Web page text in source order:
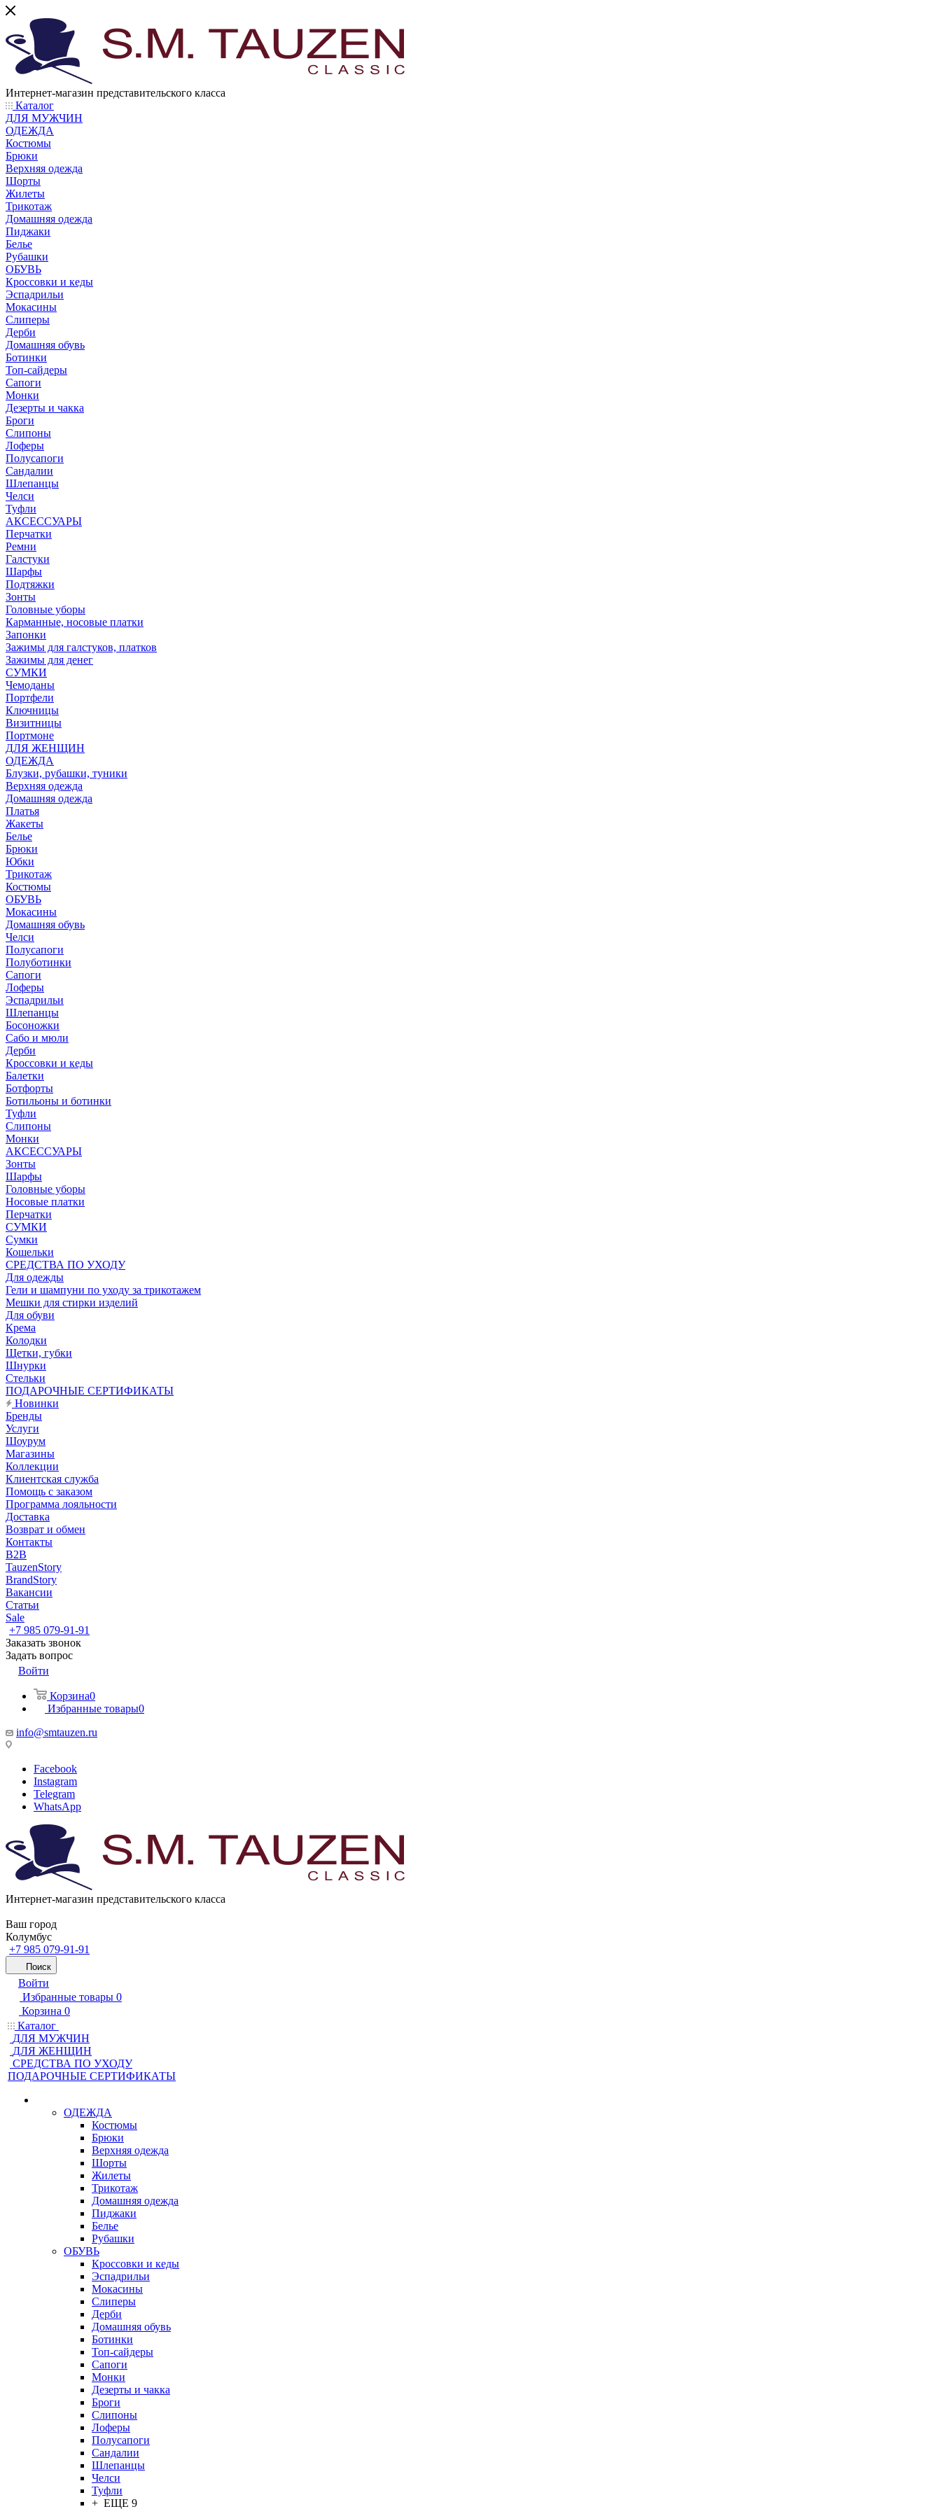
Интернет-магазин представительского класса
Каталог
ДЛЯ МУЖЧИН
ОДЕЖДА
Костюмы
Брюки
Верхняя одежда
Шорты
Жилеты
Трикотаж
Домашняя одежда
Пиджаки
Белье
Рубашки
ОБУВЬ
Кроссовки и кеды
Эспадрильи
Мокасины
Слиперы
Дерби
Домашняя обувь
Ботинки
Топ-сайдеры
Сапоги
Монки
Дезерты и чакка
Броги
Слипоны
Лоферы
Полусапоги
Сандалии
Шлепанцы
Челси
Туфли
АКСЕССУАРЫ
Перчатки
Ремни
Галстуки
Шарфы
Подтяжки
Зонты
Головные уборы
Карманные, носовые платки
Запонки
Зажимы для галстуков, платков
Зажимы для денег
СУМКИ
Чемоданы
Портфели
Ключницы
Визитницы
Портмоне
ДЛЯ ЖЕНЩИН
ОДЕЖДА
Блузки, рубашки, туники
Верхняя одежда
Домашняя одежда
Платья
Жакеты
Белье
Брюки
Юбки
Трикотаж
Костюмы
ОБУВЬ
Мокасины
Домашняя обувь
Челси
Полусапоги
Полуботинки
Сапоги
Лоферы
Эспадрильи
Шлепанцы
Босоножки
Сабо и мюли
Дерби
Кроссовки и кеды
Балетки
Ботфорты
Ботильоны и ботинки
Туфли
Слипоны
Монки
АКСЕССУАРЫ
Зонты
Шарфы
Головные уборы
Носовые платки
Перчатки
СУМКИ
Сумки
Кошельки
CРЕДСТВА ПО УХОДУ
Для одежды
Гели и шампуни по уходу за трикотажем
Мешки для стирки изделий
Для обуви
Крема
Колодки
Щетки, губки
Шнурки
Стельки
ПОДАРОЧНЫЕ СЕРТИФИКАТЫ
Новинки
Бренды
Услуги
Шоурум
Магазины
Коллекции
Клиентская служба
Помощь с заказом
Программа лояльности
Доставка
Возврат и обмен
Контакты
B2B
TauzenStory
BrandStory
Вакансии
Статьи
Sale
+7 985 079-91-91
Заказать звонок
Задать вопрос
Войти
Корзина0
Избранные товары0
info@smtauzen.ru
Facebook
Instagram
Telegram
WhatsApp
Интернет-магазин представительского класса
Ваш город
Колумбус
+7 985 079-91-91
Поиск
Войти
Избранные товары 0
Корзина 0
Каталог
ДЛЯ МУЖЧИН
ДЛЯ ЖЕНЩИН
CРЕДСТВА ПО УХОДУ
ПОДАРОЧНЫЕ СЕРТИФИКАТЫ
ОДЕЖДА
Костюмы
Брюки
Верхняя одежда
Шорты
Жилеты
Трикотаж
Домашняя одежда
Пиджаки
Белье
Рубашки
ОБУВЬ
Кроссовки и кеды
Эспадрильи
Мокасины
Слиперы
Дерби
Домашняя обувь
Ботинки
Топ-сайдеры
Сапоги
Монки
Дезерты и чакка
Броги
Слипоны
Лоферы
Полусапоги
Сандалии
Шлепанцы
Челси
Туфли
+ ЕЩЕ 9